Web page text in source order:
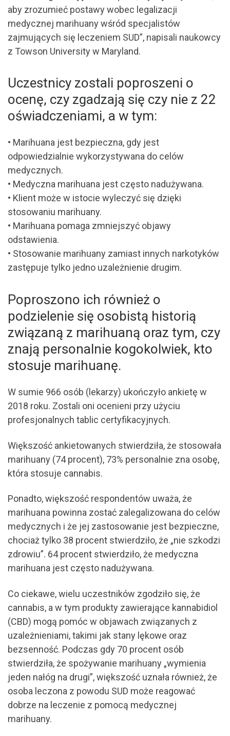
aby zrozumieć postawy wobec legalizacji
medycznej marihuany wśród specjalistów
zajmujących się leczeniem SUD”, napisali naukowcy
z Towson University w Maryland.
Uczestnicy zostali poproszeni o
ocenę, czy zgadzają się czy nie z 22
oświadczeniami, a w tym:
• Marihuana jest bezpieczna, gdy jest
odpowiedzialnie wykorzystywana do celów
medycznych.
• Medyczna marihuana jest często nadużywana.
• Klient może w istocie wyleczyć się dzięki
stosowaniu marihuany.
• Marihuana pomaga zmniejszyć objawy
odstawienia.
• Stosowanie marihuany zamiast innych narkotyków
zastępuje tylko jedno uzależnienie drugim.
Poproszono ich również o
podzielenie się osobistą historią
związaną z marihuaną oraz tym, czy
znają personalnie kogokolwiek, kto
stosuje marihuanę.
W sumie 966 osób (lekarzy) ukończyło ankietę w
2018 roku. Zostali oni ocenieni przy użyciu
profesjonalnych tablic certyfikacyjnych.
Większość ankietowanych stwierdziła, że stosowała
marihuany (74 procent), 73% personalnie zna osobę,
która stosuje cannabis.
Ponadto, większość respondentów uważa, że
marihuana powinna zostać zalegalizowana do celów
medycznych i że jej zastosowanie jest bezpieczne,
chociaż tylko 38 procent stwierdziło, że „nie szkodzi
zdrowiu”. 64 procent stwierdziło, że medyczna
marihuana jest często nadużywana.
Co ciekawe, wielu uczestników zgodziło się, że
cannabis, a w tym produkty zawierające kannabidiol
(CBD) mogą pomóc w objawach związanych z
uzależnieniami, takimi jak stany lękowe oraz
bezsenność. Podczas gdy 70 procent osób
stwierdziła, że spożywanie marihuany „wymienia
jeden nałóg na drugi”, większość uznała również, że
osoba leczona z powodu SUD może reagować
dobrze na leczenie z pomocą medycznej
marihuany.